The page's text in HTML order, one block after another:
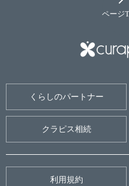
ページ
くらしのパートナー
クラピス相続
利用規約